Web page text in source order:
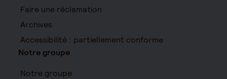
Faire une réclamation
Archives
Accessibilité : partiellement conforme
Notre groupe
Notre groupe